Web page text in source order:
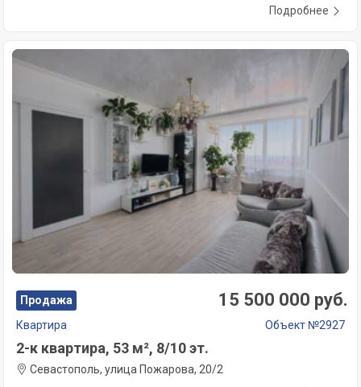
Подробнее
Продажа 15 500 000 руб.
Квартира Объект №2927
2-к квартира, 53 м², 8/10 эт.
Севастополь, улица Пожарова, 20/2